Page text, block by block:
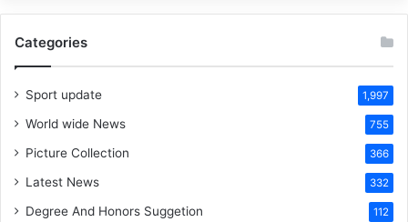
Categories
Sport update 1,997
World wide News 755
Picture Collection 366
Latest News 332
Degree And Honors Suggetion 112